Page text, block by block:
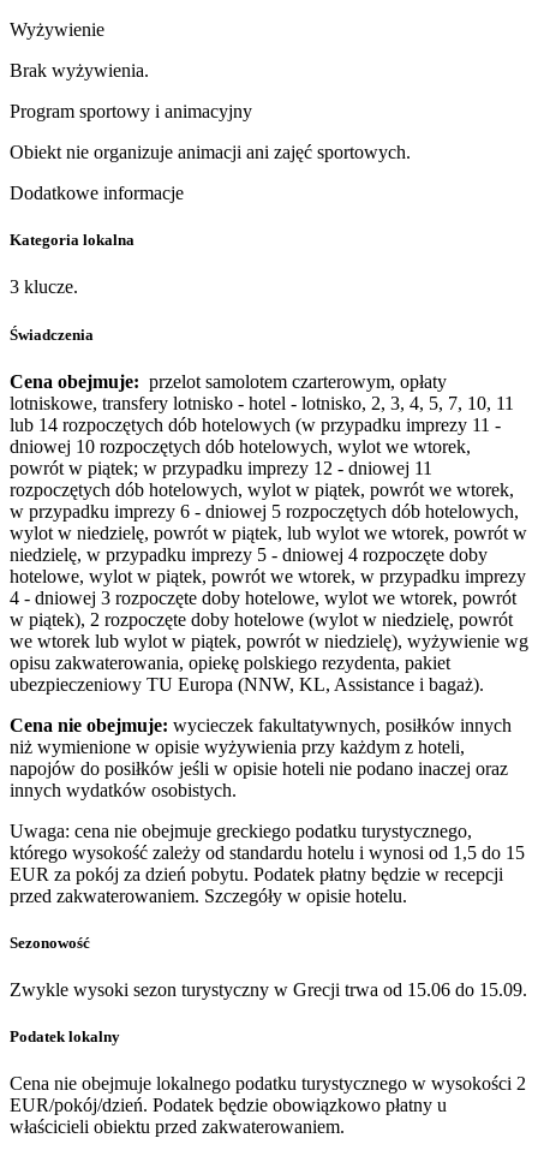
Wyżywienie
Brak wyżywienia.
Program sportowy i animacyjny
Obiekt nie organizuje animacji ani zajęć sportowych.
Dodatkowe informacje
Kategoria lokalna
3 klucze.
Świadczenia
Cena obejmuje: przelot samolotem czarterowym, opłaty
lotniskowe, transfery lotnisko - hotel - lotnisko, 2, 3, 4, 5, 7, 10, 11
lub 14 rozpoczętych dób hotelowych (w przypadku imprezy 11 -
dniowej 10 rozpoczętych dób hotelowych, wylot we wtorek,
powrót w piątek; w przypadku imprezy 12 - dniowej 11
rozpoczętych dób hotelowych, wylot w piątek, powrót we wtorek,
w przypadku imprezy 6 - dniowej 5 rozpoczętych dób hotelowych,
wylot w niedzielę, powrót w piątek, lub wylot we wtorek, powrót w
niedzielę, w przypadku imprezy 5 - dniowej 4 rozpoczęte doby
hotelowe, wylot w piątek, powrót we wtorek, w przypadku imprezy
4 - dniowej 3 rozpoczęte doby hotelowe, wylot we wtorek, powrót
w piątek), 2 rozpoczęte doby hotelowe (wylot w niedzielę, powrót
we wtorek lub wylot w piątek, powrót w niedzielę), wyżywienie wg
opisu zakwaterowania, opiekę polskiego rezydenta, pakiet
ubezpieczeniowy TU Europa (NNW, KL, Assistance i bagaż).
Cena nie obejmuje: wycieczek fakultatywnych, posiłków innych
niż wymienione w opisie wyżywienia przy każdym z hoteli,
napojów do posiłków jeśli w opisie hoteli nie podano inaczej oraz
innych wydatków osobistych.
Uwaga: cena nie obejmuje greckiego podatku turystycznego,
którego wysokość zależy od standardu hotelu i wynosi od 1,5 do 15
EUR za pokój za dzień pobytu. Podatek płatny będzie w recepcji
przed zakwaterowaniem. Szczegóły w opisie hotelu.
Sezonowość
Zwykle wysoki sezon turystyczny w Grecji trwa od 15.06 do 15.09.
Podatek lokalny
Cena nie obejmuje lokalnego podatku turystycznego w wysokości 2
EUR/pokój/dzień. Podatek będzie obowiązkowo płatny u
właścicieli obiektu przed zakwaterowaniem.